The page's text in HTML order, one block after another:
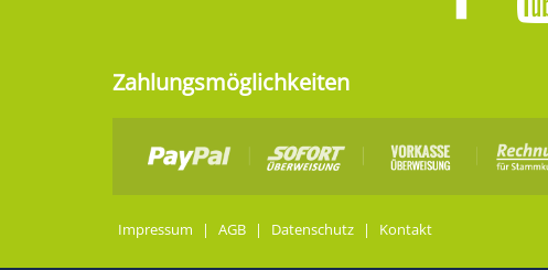
Zahlungsmöglichkeiten
Impressum | AGB | Datenschutz | Kontakt